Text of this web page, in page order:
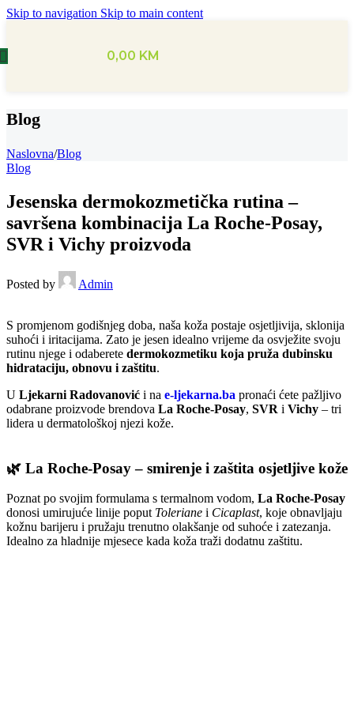
Skip to navigation Skip to main content
0,00 KM
Blog
Naslovna/Blog
Blog
Jesenska dermokozmetička rutina –
savršena kombinacija La Roche-Posay,
SVR i Vichy proizvoda
Posted by Admin
S promjenom godišnjeg doba, naša koža postaje osjetljivija, sklonija
suhoći i iritacijama. Zato je jesen idealno vrijeme da osvježite svoju
rutinu njege i odaberete dermokozmetiku koja pruža dubinsku
hidrataciju, obnovu i zaštitu.
U Ljekarni Radovanović i na e-ljekarna.ba pronaći ćete pažljivo
odabrane proizvode brendova La Roche-Posay, SVR i Vichy – tri
lidera u dermatološkoj njezi kože.
🌿 La Roche-Posay – smirenje i zaštita osjetljive kože
Poznat po svojim formulama s termalnom vodom, La Roche-Posay
donosi umirujuće linije poput Toleriane i Cicaplast, koje obnavljaju
kožnu barijeru i pružaju trenutno olakšanje od suhoće i zatezanja.
Idealno za hladnije mjesece kada koža traži dodatnu zaštitu.